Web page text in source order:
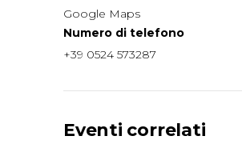
Google Maps
Numero di telefono
+39 0524 573287
Eventi correlati